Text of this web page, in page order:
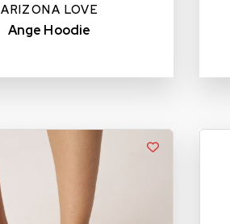
ARIZONA LOVE
Ange Hoodie